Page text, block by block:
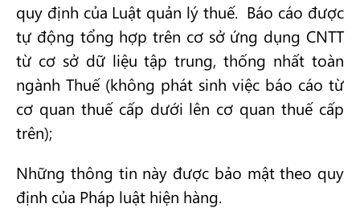
quy định của Luật quản lý thuế. Báo cáo được
tự động tổng hợp trên cơ sở ứng dụng CNTT
từ cơ sở dữ liệu tập trung, thống nhất toàn
ngành Thuế (không phát sinh việc báo cáo từ
cơ quan thuế cấp dưới lên cơ quan thuế cấp
trên);
Những thông tin này được bảo mật theo quy
định của Pháp luật hiện hàng.